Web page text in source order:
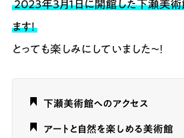
2023年3月1日に開館した下瀬美術
ます！
とっても楽しみにしていました～！
下瀬美術館へのアクセス
アートと自然を楽しめる美術館